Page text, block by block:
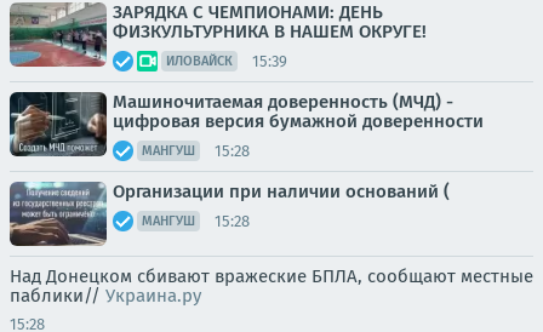
ЗАРЯДКА С ЧЕМПИОНАМИ: ДЕНЬ
ФИЗКУЛЬТУРНИКА В НАШЕМ ОКРУГЕ!
ИЛОВАЙСК 15:39
Машиночитаемая доверенность (МЧД) -
цифровая версия бумажной доверенности
МАНГУШ 15:28
Организации при наличии оснований (
МАНГУШ 15:28
Над Донецком сбивают вражеские БПЛА, сообщают местные
паблики// Украина.ру
15:28